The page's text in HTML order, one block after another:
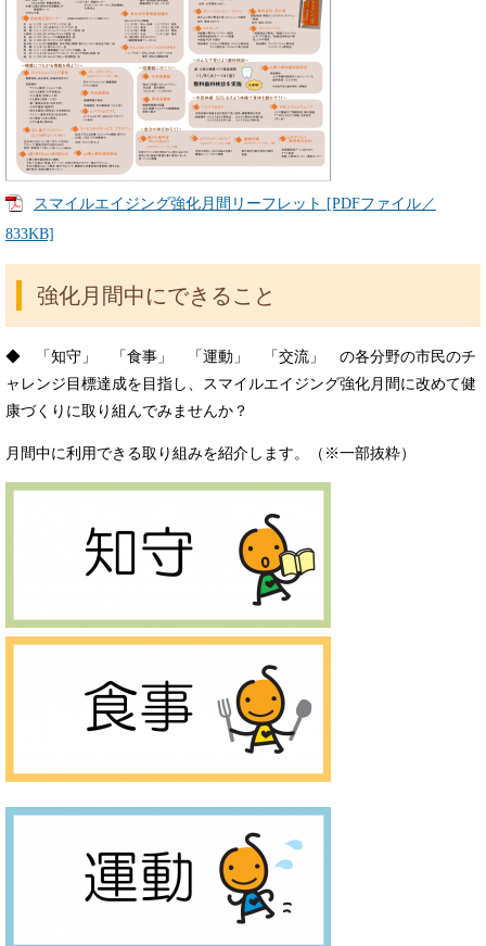
スマイルエイジング強化月間リーフレット [PDFファイル／
833KB]
強化月間中にできること
◆ 「知守」 「食事」 「運動」 「交流」 の各分野の市民のチ
ャレンジ目標達成を目指し、スマイルエイジング強化月間に改めて健
康づくりに取り組んでみませんか？
月間中に利用できる取り組みを紹介します。（※一部抜粋）